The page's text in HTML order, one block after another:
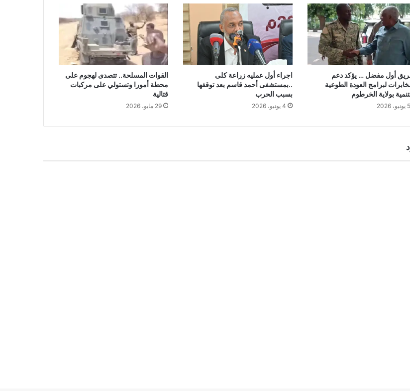
أول مفضل … يؤكد دعم
لبرامج العودة الطوعية
بولاية الخرطوم
5 يونيو، 2026
اجراء أول عمليه زراعة كلى
..بمستشفى أحمد قاسم بعد توقفها
بسبب الحرب
4 يونيو، 2026
القوات المسلحة.. تتصدى لهجوم على
محطة أمورا وتستولي على مركبات
قتالية
29 مايو، 2026